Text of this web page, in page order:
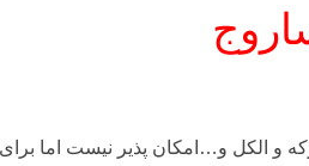
و الکل و…امکان پذیر نیست اما